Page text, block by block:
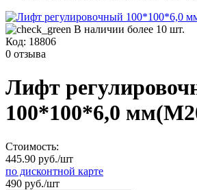
В наличии более 10 шт.
Код: 18806
0 отзыва
Лифт
100*100*6,0
Стоимость:
445.90 руб./шт
по дисконтной карте
490 руб./шт